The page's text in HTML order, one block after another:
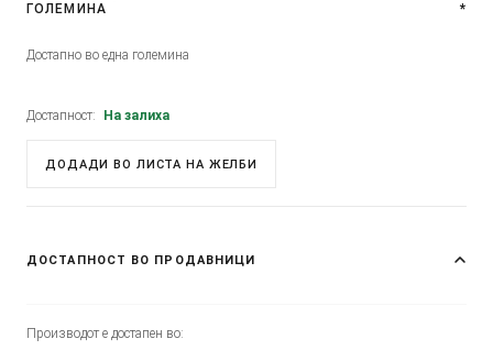
ГОЛЕМИНА *
Достапно во една големина
Достапност: На залиха
ДОДАДИ ВО ЛИСТА НА ЖЕЛБИ
ДОСТАПНОСТ ВО ПРОДАВНИЦИ
Производот е достапен во: